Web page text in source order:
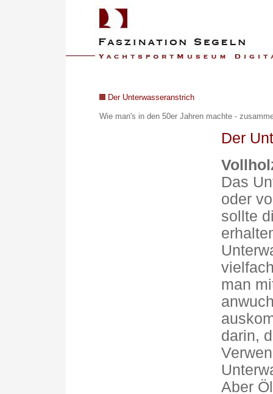
Der Unterwasseranstrich
Wie man's in den 50er Jahren machte - z
Der
Das
oder
sollte
man
darin,
Aber